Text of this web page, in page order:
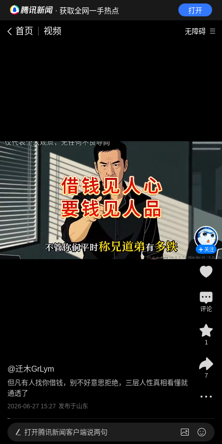
· 获取全网一手热点 打开
首页 视频 无障碍
@迁木GrLym
但凡有人找你借钱，别不好意思拒绝，三层人性真相看懂就
通透了
2026-06-27 15:27 发布于山东
关注
评论
1
7
打开腾讯新闻客户端说两句